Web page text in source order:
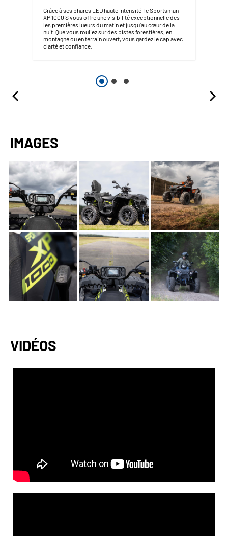
Grâce à ses phares LED haute intensité, le Sportsman
XP 1000 S vous offre une visibilité exceptionnelle dès
les premières lueurs du matin et jusqu’au cœur de la
nuit. Que vous rouliez sur des pistes forestières, en
montagne ou en terrain ouvert, vous gardez le cap avec
clarté et confiance.
IMAGES
VIDÉOS